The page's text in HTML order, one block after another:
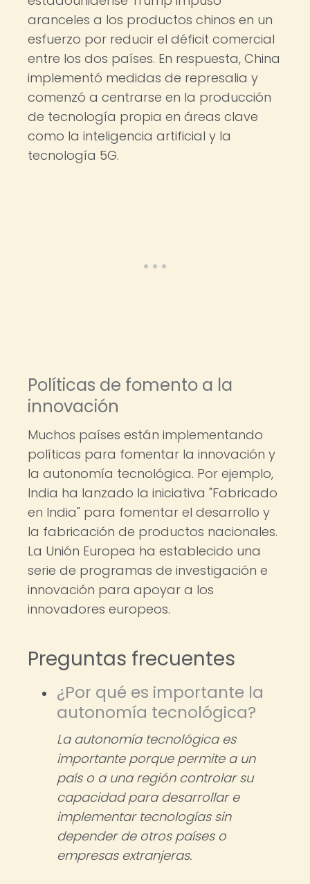
aranceles a los productos chinos en un
esfuerzo por reducir el déficit comercial
entre los dos países. En respuesta, China
implementó medidas de represalia y
comenzó a centrarse en la producción
de tecnología propia en áreas clave
como la inteligencia artificial y la
tecnología 5G.
Políticas de fomento a la
innovación
Muchos países están implementando
políticas para fomentar la innovación y
la autonomía tecnológica. Por ejemplo,
India ha lanzado la iniciativa "Fabricado
en India" para fomentar el desarrollo y
la fabricación de productos nacionales.
La Unión Europea ha establecido una
serie de programas de investigación e
innovación para apoyar a los
innovadores europeos.
Preguntas frecuentes
¿Por qué es importante la
autonomía tecnológica?
La autonomía tecnológica es
importante porque permite a un
país o a una región controlar su
capacidad para desarrollar e
implementar tecnologías sin
depender de otros países o
empresas extranjeras.